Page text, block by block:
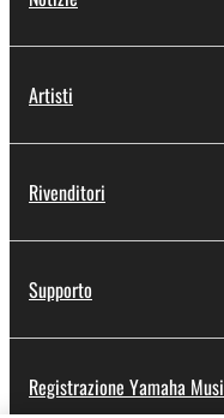
Artisti
Rivenditori
Supporto
Registrazione Yamaha